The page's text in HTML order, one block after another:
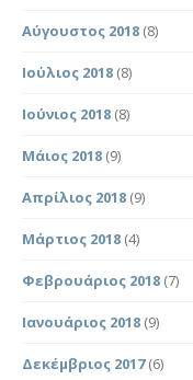
Αύγουστος 2018 (8)
Ιούλιος 2018 (8)
Ιούνιος 2018 (8)
Μάιος 2018 (9)
Απρίλιος 2018 (9)
Μάρτιος 2018 (4)
Φεβρουάριος 2018 (7)
Ιανουάριος 2018 (9)
Δεκέμβριος 2017(6)